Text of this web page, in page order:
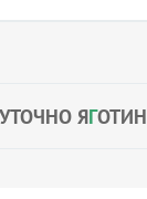
ЯГОТИН